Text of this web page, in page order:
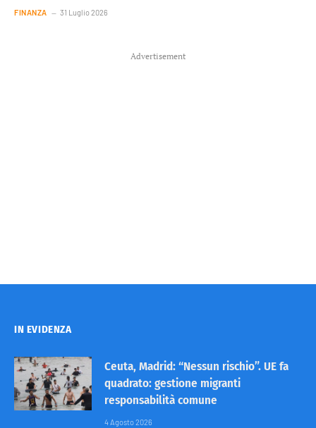
FINANZA 31 Luglio 2026
Advertisement
IN EVIDENZA
Ceuta, Madrid: “Nessun rischio”. UE fa
quadrato: gestione migranti
responsabilità comune
4 Agosto 2026